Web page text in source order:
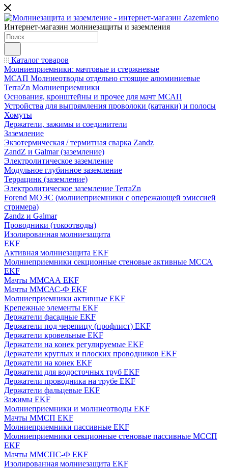
Интернет-магазин молниезащиты и заземления
Каталог товаров
Молниеприемники: мачтовые и стержневые
МСАП Молниеотводы отдельно стоящие алюминиевые
TerraZn Молниеприемники
Основания, кронштейны и прочее для мачт МСАП
Устройства для выпрямления проволоки (катанки) и полосы
Хомуты
Держатели, зажимы и соединители
Заземление
Экзотермическая / термитная сварка Zandz
ZandZ и Galmar (заземление)
Электролитическое заземление
Модульное глубинное заземление
Террацинк (заземление)
Электролитическое заземление TerraZn
Forend МОЭС (молниеприемники с опережающей эмиссией
стримера)
Zandz и Galmar
Проводники (токоотводы)
Изолированная молниезащита
EKF
Активная молниезащита EKF
Молниеприемники секционные стеновые активные МССА
EKF
Мачты ММСАА EKF
Мачты ММСАС-Ф EKF
Молниеприемники активные EKF
Крепежные элементы EKF
Держатели фасадные EKF
Держатели под черепицу (профлист) EKF
Держатели кровельные EKF
Держатели на конек регулируемые EKF
Держатели круглых и плоских проводников EKF
Держатели на конек EKF
Держатели для водосточных труб EKF
Держатели проводника на трубе EKF
Держатели фальцевые EKF
Зажимы EKF
Молниеприемники и молниеотводы EKF
Мачты ММСП EKF
Молниеприемники пассивные EKF
Молниеприемники секционные стеновые пассивные МССП
EKF
Мачты ММСПС-Ф EKF
Изолированная молниезащита EKF